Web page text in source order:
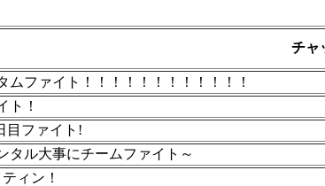
チャ
ムファイト！！！！！！！！！！！！
ト！
目ファイト!
タル大事にチームファイト～
ィン！